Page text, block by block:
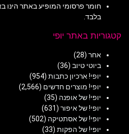
חומר פרסומי המופיע באתר
בלבד.
קטגוריות באתר יופי
אחר (28)
ביוטי טיוב (36)
יופי! ארכיון כתבות (954)
יופי! מוצרים חדשים (2,566)
יופי! של אופנה (35)
יופי! של איפור (631)
יופי! של אסתטיקה (502)
יופי! של הפקות (33)